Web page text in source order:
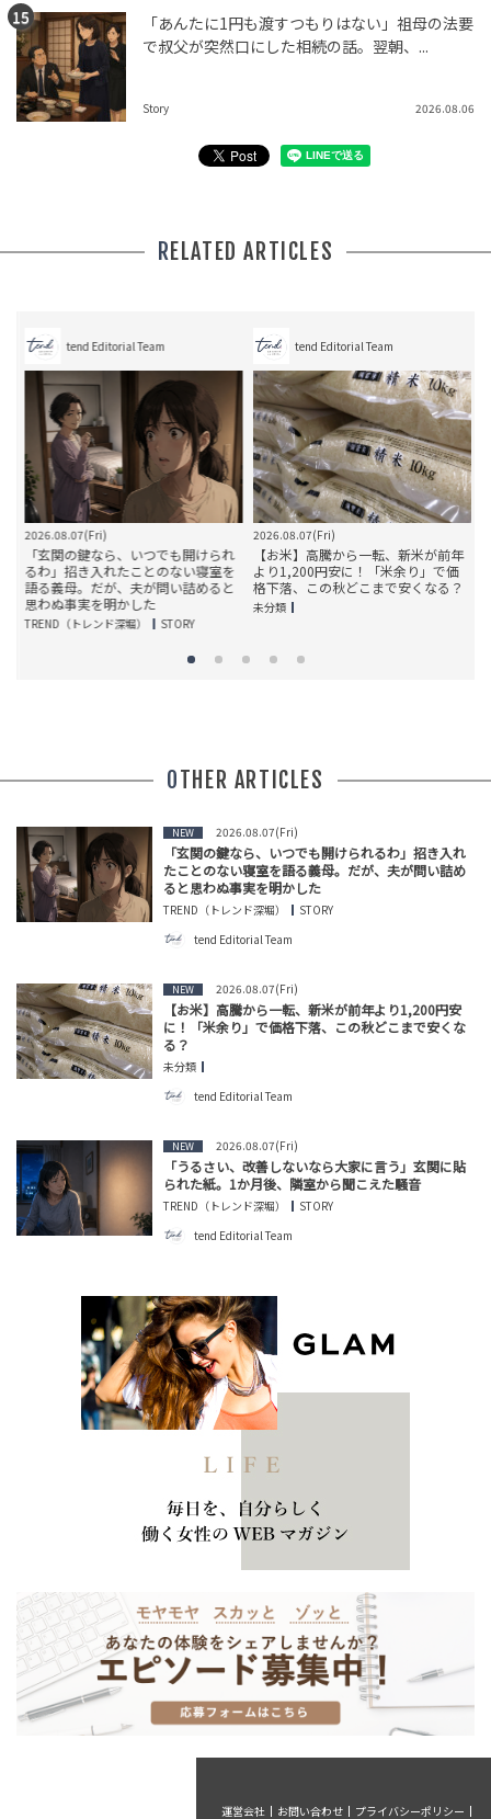
「あんたに1円も渡すつもりはない」祖母の法要
で叔父が突然口にした相続の話。翌朝、...
Story 2026.08.06
RELATED ARTICLES
tend Editorial Team
2026.08.07(Fri)
「玄関の鍵なら、いつでも開けられ
るわ」招き入れたことのない寝室を
語る義母。だが、夫が問い詰めると
思わぬ事実を明かした
TREND（トレンド深堀） STORY
tend Editorial Team
2026.08.07(Fri)
【お米】高騰から一転、新米が前年
より1,200円安に！「米余り」で価
格下落、この秋どこまで安くなる？
未分類
OTHER ARTICLES
NEW 2026.08.07(Fri)
「玄関の鍵なら、いつでも開けられるわ」招き入れ
たことのない寝室を語る義母。だが、夫が問い詰め
ると思わぬ事実を明かした
TREND（トレンド深堀）
STORY
tend Editorial Team
NEW 2026.08.07(Fri)
【お米】高騰から一転、新米が前年より1,200円安
に！「米余り」で価格下落、この秋どこまで安くな
る？
未分類
tend Editorial Team
NEW 2026.08.07(Fri)
「うるさい、改善しないなら大家に言う」玄関に貼
られた紙。1か月後、隣室から聞こえた騒音
TREND（トレンド深堀）
STORY
tend Editorial Team
運営会社 お問い合わせ プライバシーポリシー